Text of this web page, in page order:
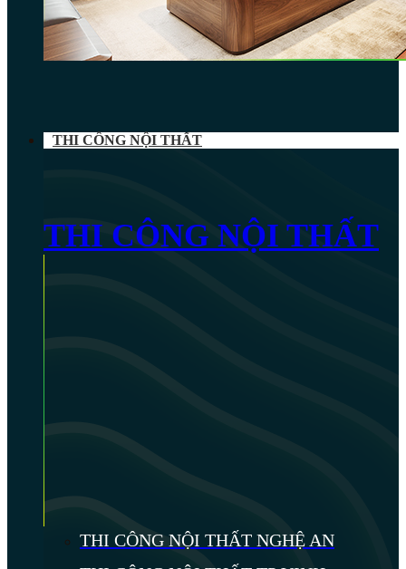
THI CÔNG NỘI THẤT
THI CÔNG NỘI THẤT
THI CÔNG NỘI THẤT NGHỆ AN